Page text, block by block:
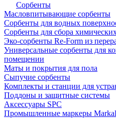
Сорбенты
Масловпитывающие сорбенты
Сорбенты для водных
Сорбенты для сбора
Эко-сорбенты Re-Form из
Универсальные сорбенты для
помещении
Маты и покрытия для пола
Сыпучие сорбенты
Комплекты и станции для
Поддоны и защитные системы
Аксессуары SPC
Промышленные маркеры Markal